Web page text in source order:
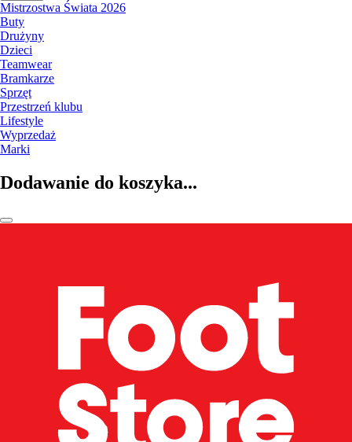
Mistrzostwa Świata 2026
Buty
Drużyny
Dzieci
Teamwear
Bramkarze
Sprzęt
Przestrzeń klubu
Lifestyle
Wyprzedaż
Marki
Dodawanie do koszyka...